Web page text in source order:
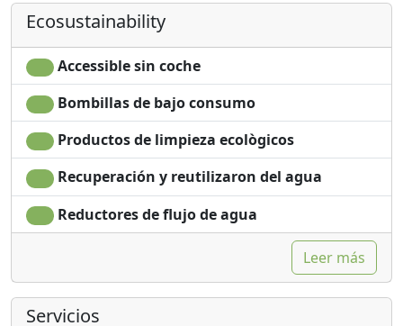
- Servicios de aire acondicionado en Lahore
- Servicios de control de plagas
- Limpieza de piscinas
- Servicios de limpieza de alfombras.
- Limpieza y Sanitización
- Servicios de limpieza comercial
• Por qué elegirnos
Consistencia
Experiencia
Confianza
Asequible y personalizado
Puede contactarnos fácilmente marcando,
Ecosustainability
Accessible sin coche
Bombillas de bajo consumo
Productos de limpieza ecològicos
Recuperación y reutilizaron del agua
Reductores de flujo de agua
Leer más
Servicios